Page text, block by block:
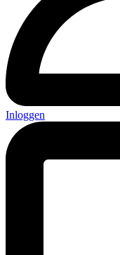
Inloggen